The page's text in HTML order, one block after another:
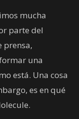
mucha
parte del
prensa,
una
está. Una cosa
es en qué